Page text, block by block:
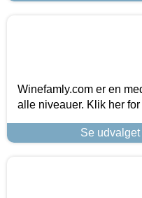
Winefamly.com er en
alle niveauer. Klik her
Se